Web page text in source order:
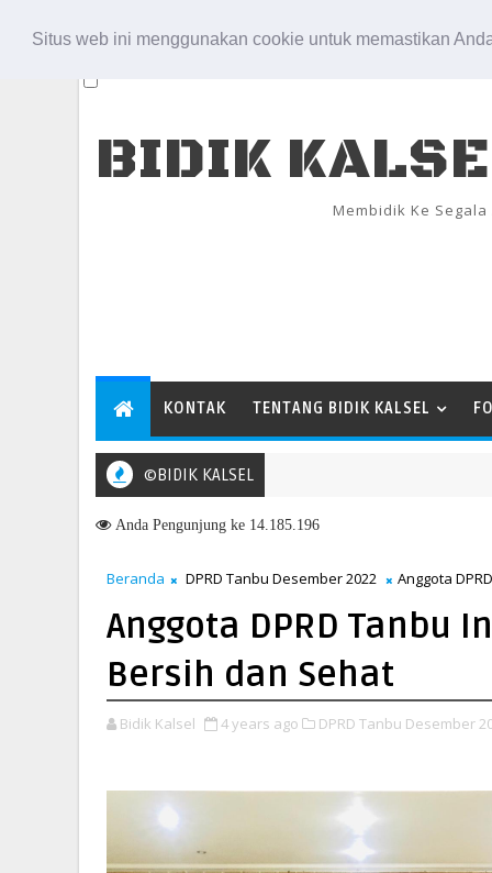
Situs web ini menggunakan cookie untuk memastikan
BIDIK
Membidik Ke Segala
KONTAK TENTANG BIDIK KALSEL
©BIDIK KALSEL
Anda Pengunjung ke 14.185.196
Beranda DPRD Tanbu Desember 2022 Anggota
Anggota DPRD Tanbu
Bersih dan Sehat
Bidik Kalsel 4 years ago DPRD Tanbu Desember